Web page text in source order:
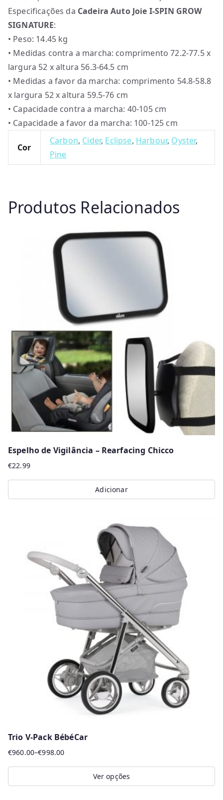
Especificações da Cadeira Auto Joie I-SPIN GROW
SIGNATURE:
• Peso: 14.45 kg
• Medidas contra a marcha: comprimento 72.2-77.5 x
largura 52 x altura 56.3-64.5 cm
• Medidas a favor da marcha: comprimento 54.8-58.8
x largura 52 x altura 59.5-76 cm
• Capacidade contra a marcha: 40-105 cm
• Capacidade a favor da marcha: 100-125 cm
Cor
Carbon, Cider, Eclipse, Harbour, Oyster,
Pine
Produtos Relacionados
Espelho de Vigilância – Rearfacing Chicco
€22.99
Adicionar
Trio V-Pack BébéCar
€960.00–€998.00
Price
range:
€960.00
Ver opções